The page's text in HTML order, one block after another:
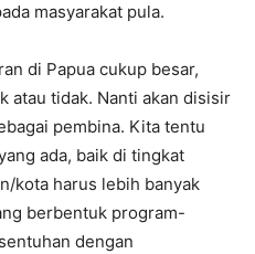
masyarakat pula.
di Papua cukup besar,
atau tidak. Nanti akan disisir
pembina. Kita tentu
ada, baik di tingkat
kota harus lebih banyak
berbentuk program-
dengan